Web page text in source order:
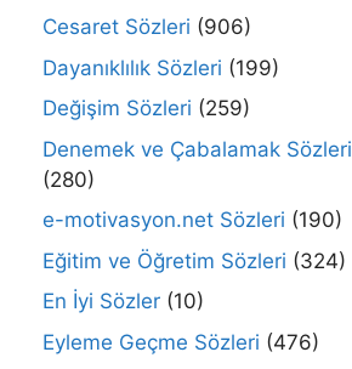
Cesaret Sözleri (906)
Dayanıklılık Sözleri (199)
Değişim Sözleri (259)
Denemek ve Çabalamak Sözleri
(280)
e-motivasyon.net Sözleri (190)
Eğitim ve Öğretim Sözleri (324)
En İyi Sözler (10)
Eyleme Geçme Sözleri (476)